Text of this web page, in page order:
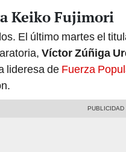
Keiko Fujimori
El último martes el
Víctor Zúñiga
lideresa de Fuerza